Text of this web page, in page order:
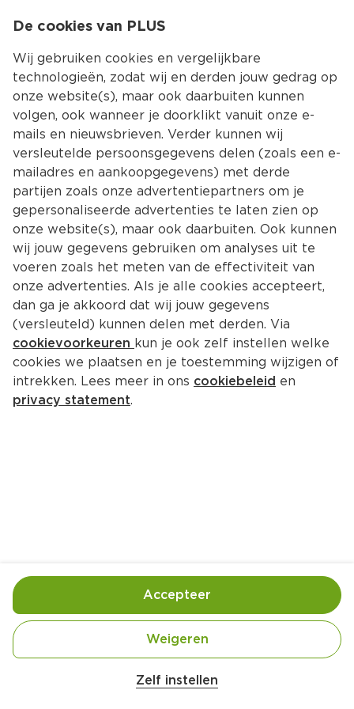
Kies jouw
Ingrediënten Bereiding
De cookies van PLUS
Wij gebruiken cookies en vergelijkbare
technologieën, zodat wij en derden jouw gedrag op
onze website(s), maar ook daarbuiten kunnen
volgen, ook wanneer je doorklikt vanuit onze e-
mails en nieuwsbrieven. Verder kunnen wij
versleutelde persoonsgegevens delen (zoals een e-
mailadres en aankoopgegevens) met derde
partijen zoals onze advertentiepartners om je
gepersonaliseerde advertenties te laten zien op
onze website(s), maar ook daarbuiten. Ook kunnen
wij jouw gegevens gebruiken om analyses uit te
voeren zoals het meten van de effectiviteit van
onze advertenties. Als je alle cookies accepteert,
dan ga je akkoord dat wij jouw gegevens
(versleuteld) kunnen delen met derden. Via
cookievoorkeuren kun je ook zelf instellen welke
cookies we plaatsen en je toestemming wijzigen of
intrekken. Lees meer in ons cookiebeleid en
privacy statement.
Zelf instellen
Weigeren
Accepteer